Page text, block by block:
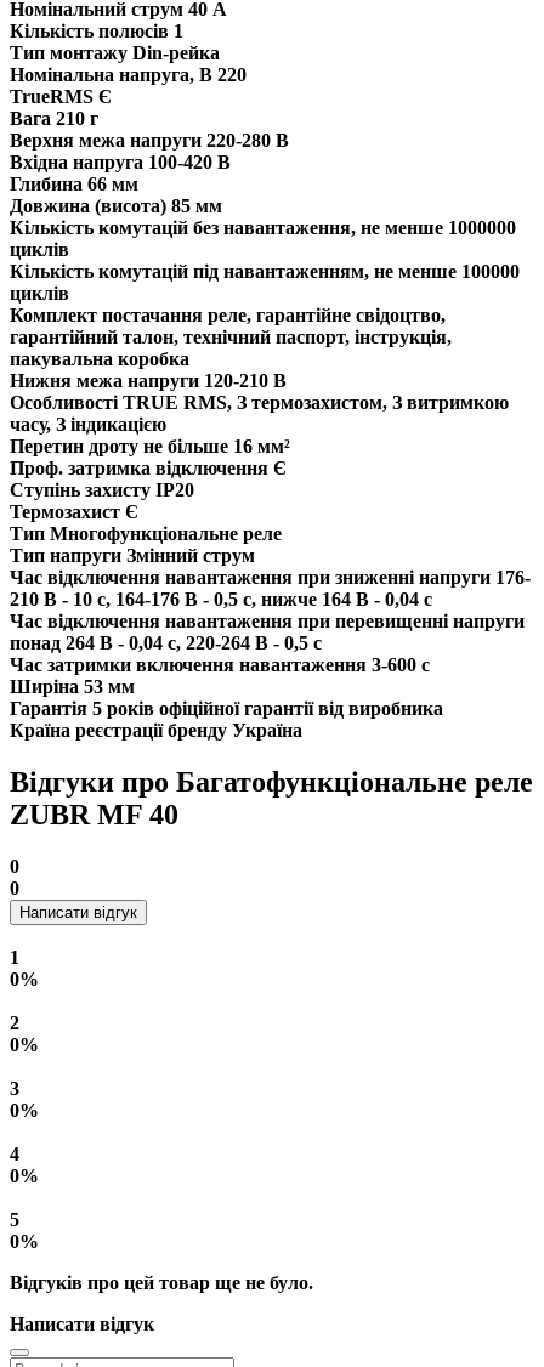
Номінальний струм 40 А
Кількість полюсів 1
Тип монтажу Din-рейка
Номінальна напруга, В 220
TrueRMS Є
Вага 210 г
Верхня межа напруги 220-280 В
Вхідна напруга 100-420 В
Глибина 66 мм
Довжина (висота) 85 мм
Кількість комутацій без навантаження, не менше 1000000
циклів
Кількість комутацій під навантаженням, не менше 100000
циклів
Комплект постачання реле, гарантійне свідоцтво,
гарантійний талон, технічний паспорт, інструкція,
пакувальна коробка
Нижня межа напруги 120-210 В
Особливості TRUE RMS, З термозахистом, З витримкою
часу, З індикацією
Перетин дроту не більше 16 мм²
Проф. затримка відключення Є
Ступінь захисту IP20
Термозахист Є
Тип Многофункціональне реле
Тип напруги Змінний струм
Час відключення навантаження при зниженні напруги 176-
210 В - 10 с, 164-176 В - 0,5 с, нижче 164 В - 0,04 с
Час відключення навантаження при перевищенні напруги
понад 264 В - 0,04 с, 220-264 В - 0,5 с
Час затримки включення навантаження 3-600 с
Ширіна 53 мм
Гарантія 5 років офіційної гарантії від виробника
Країна реєстрації бренду Україна
Відгуки про Багатофункціональне реле
ZUBR MF 40
0
0
Написати відгук
1
0%
2
0%
3
0%
4
0%
5
0%
Відгуків про цей товар ще не було.
Написати відгук